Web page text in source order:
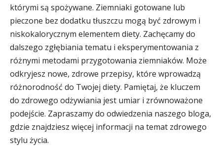
którymi są spożywane. Ziemniaki gotowane lub
pieczone bez dodatku tłuszczu mogą być zdrowym i
niskokalorycznym elementem diety. Zachęcamy do
dalszego zgłębiania tematu i eksperymentowania z
różnymi metodami przygotowania ziemniaków. Może
odkryjesz nowe, zdrowe przepisy, które wprowadzą
różnorodność do Twojej diety. Pamiętaj, że kluczem
do zdrowego odżywiania jest umiar i zrównoważone
podejście. Zapraszamy do odwiedzenia naszego bloga,
gdzie znajdziesz więcej informacji na temat zdrowego
stylu życia.